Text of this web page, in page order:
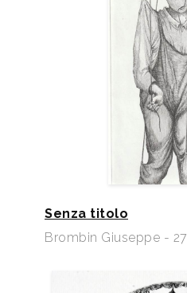
Senza titolo
Brombin Giuseppe - 27